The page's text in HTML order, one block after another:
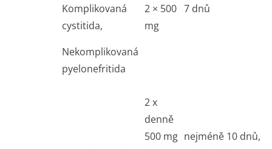
Komplikovaná
cystitida,
Nekomplikovaná
pyelonefritida
2 × 500
mg
7 dnů
2 x
denně
500 mg nejméně 10 dnů,